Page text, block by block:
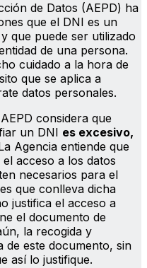
de Datos (AEPD) ha
que el DNI es un
y que puede ser utilizado
de una persona.
cuidado a la hora de
que se aplica a
datos personales.
considera que
un DNI es excesivo,
Agencia entiende que
acceso a los datos
necesarios para el
que conlleva dicha
justifica el acceso a
el documento de
la recogida y
este documento, sin
así lo justifique.